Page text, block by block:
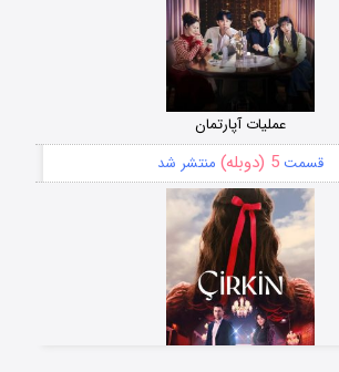
عملیات آپارتمان
قسمت5 (دوبله) منتشر شد